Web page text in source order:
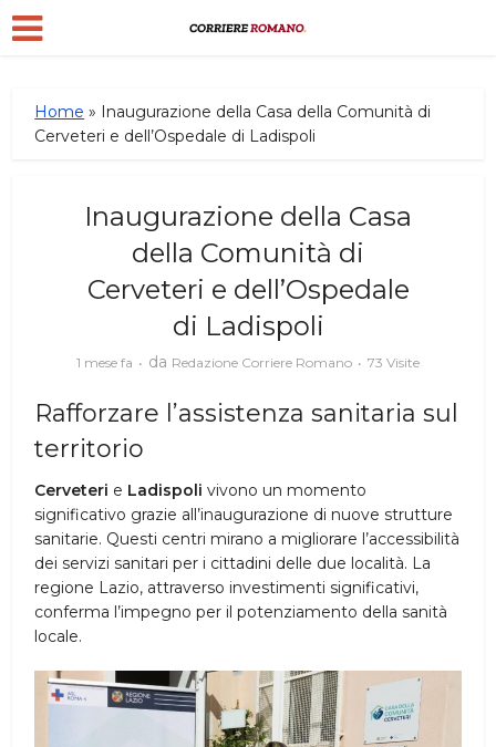
Home » Inaugurazione della Casa della Comunità di
Cerveteri e dell’Ospedale di Ladispoli
Inaugurazione della Casa
della Comunità di
Cerveteri e dell’Ospedale
di Ladispoli
1 mese fa da Redazione Corriere Romano 73 Visite
Rafforzare l’assistenza sanitaria sul
territorio
Cerveteri e Ladispoli vivono un momento
significativo grazie all’inaugurazione di nuove strutture
sanitarie. Questi centri mirano a migliorare l’accessibilità
dei servizi sanitari per i cittadini delle due località. La
regione Lazio, attraverso investimenti significativi,
conferma l’impegno per il potenziamento della sanità
locale.